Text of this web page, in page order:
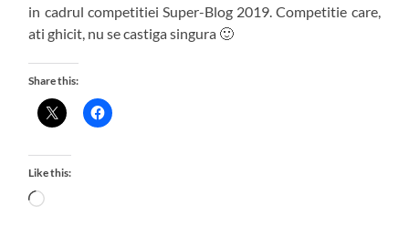
in cadrul competitiei Super-Blog 2019. Competitie care,
ati ghicit, nu se castiga singura 🙂
Share this:
Like this:
Loading…